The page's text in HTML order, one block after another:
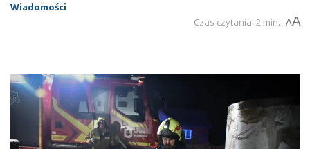
Wiadomości
Czas czytania: 2 min. AA